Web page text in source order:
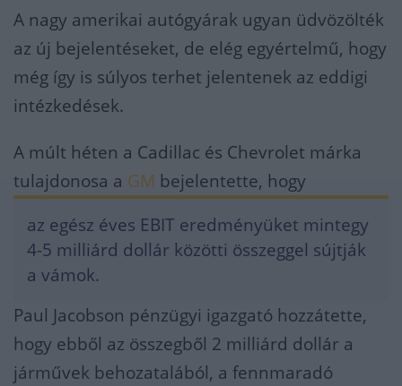
A nagy amerikai autógyárak ugyan üdvözölték
az új bejelentéseket, de elég egyértelmű, hogy
még így is súlyos terhet jelentenek az eddigi
intézkedések.
A múlt héten a Cadillac és Chevrolet márka
tulajdonosa a GM bejelentette, hogy
az egész éves EBIT eredményüket mintegy
4-5 milliárd dollár közötti összeggel sújtják
a vámok.
Paul Jacobson pénzügyi igazgató hozzátette,
hogy ebből az összegből 2 milliárd dollár a
járművek behozatalából, a fennmaradó